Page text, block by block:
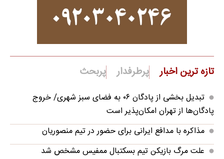
تازه ترین اخبار پرطرفدار پربحث
تبدیل بخشی از پادگان ۰۶ به فضای سبز شهری/ خروج
پادگان‌ها از تهران امکان‌پذیر است
مذاکره با مدافع ایرانی برای حضور در تیم منصوریان
علت مرگ بازیکن تیم بسکتبال ممفیس مشخص شد